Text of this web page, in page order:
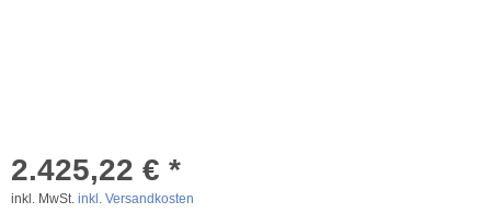
2.425,22 € *
inkl. MwSt. inkl. Versandkosten